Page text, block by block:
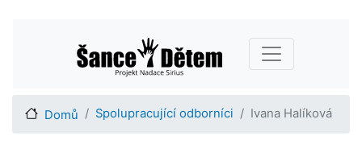
hlavnímu
obsahu
Main navigation
Domů Spolupracující odborníci Ivana Halíková